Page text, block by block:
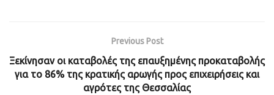
Previous Post
Ξεκίνησαν οι καταβολές της επαυξημένης προκαταβολής
για το 86% της κρατικής αρωγής προς επιχειρήσεις και
αγρότες της Θεσσαλίας